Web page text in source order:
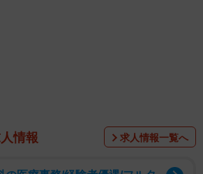
情報 求人情報一覧へ